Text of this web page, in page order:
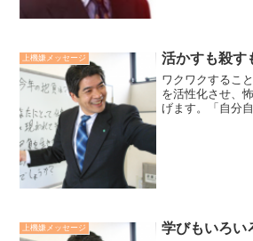
上機嫌メッセージ 活かすも殺す
ワクワクするこ
を活性化させ、
げます。「自分
上機嫌メッセージ 学びもいろい